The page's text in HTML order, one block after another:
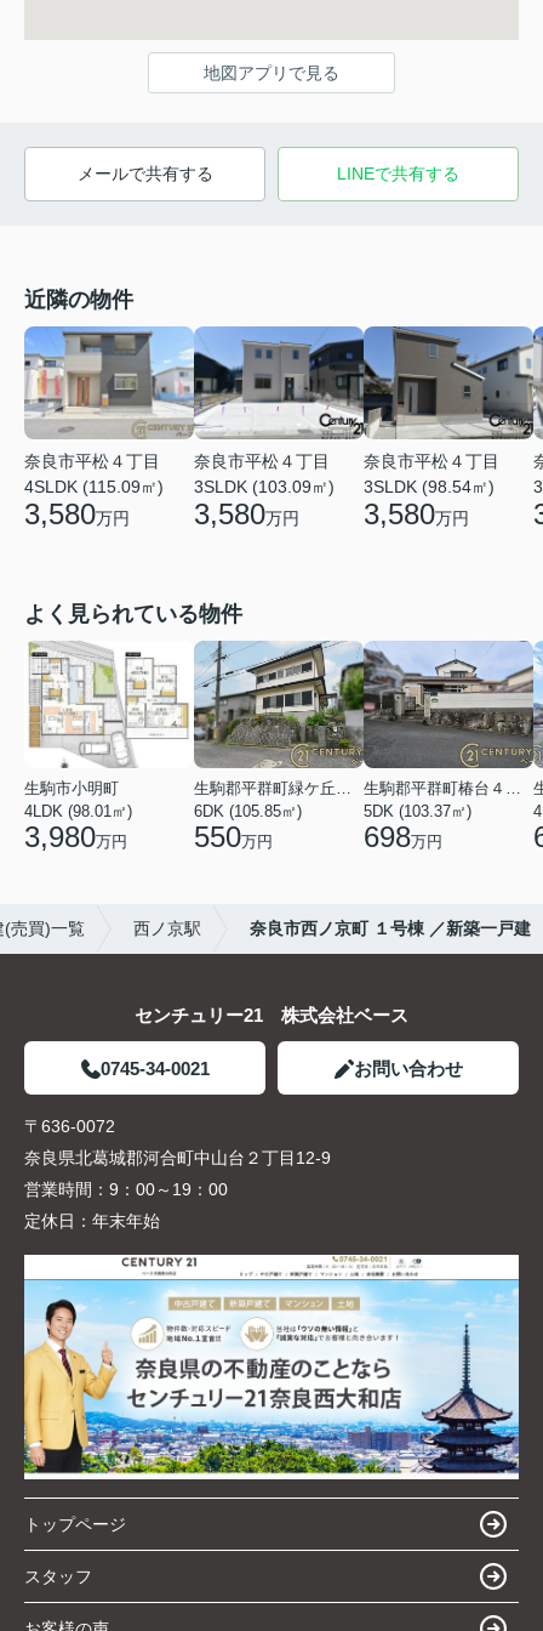
地図アプリで見る
メールで共有する LINEで共有する
近隣の物件
奈良市平松４丁目
4SLDK (115.09㎡)
3,580万円
奈良市平松４丁目
3SLDK (103.09㎡)
3,580万円
奈良市平松４丁目
3SLDK (98.54㎡)
3,580万円
よく見られている物件
生駒市小明町
4LDK (98.01㎡)
3,980万円
生駒郡平群町緑ケ丘５丁目
6DK (105.85㎡)
550万円
生駒郡平群町椿台４丁目
5DK (103.37㎡)
698万円
(売買)一覧 西ノ京駅 奈良市西ノ京町 １号棟 ／新築一戸建
センチュリー21 株式会社ベース
0745-34-0021 お問い合わせ
〒636-0072
奈良県北葛城郡河合町中山台２丁目12-9
営業時間： 9：00～19：00
定休日： 年末年始
トップページ
スタッフ